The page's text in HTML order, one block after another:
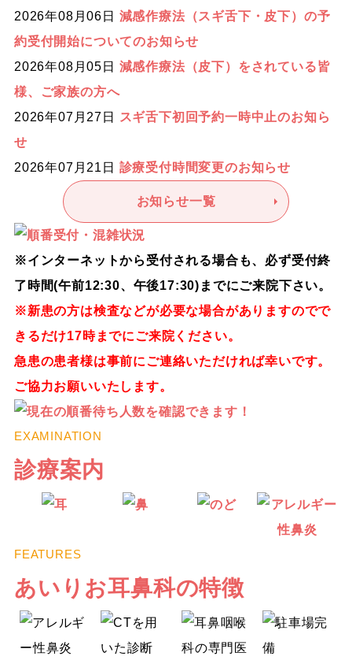
2026年08月06日 減感作療法（スギ舌下・皮下）の予
約受付開始についてのお知らせ
2026年08月05日 減感作療法（皮下）をされている皆
様、ご家族の方へ
2026年07月27日
スギ舌下初回予約一時中止のお知ら
せ
2026年07月21日 診療受付時間変更のお知らせ
お知らせ一覧
※インターネットから受付される場合も、必ず受付終
了時間(午前12:30、午後17:30)までにご来院下さい。
※新患の方は検査などが必要な場合がありますのでで
きるだけ17時までにご来院ください。
急患の患者様は事前にご連絡いただければ幸いです。
ご協力お願いいたします。
EXAMINATION
診療案内
FEATURES
あいりお耳鼻科の特徴